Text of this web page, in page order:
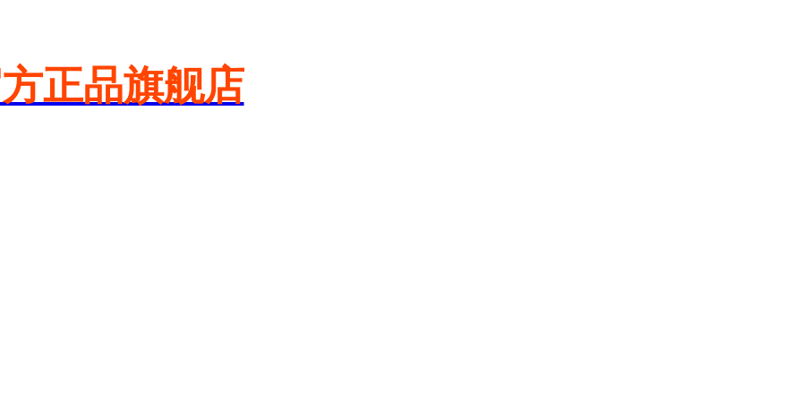
正品旗舰店